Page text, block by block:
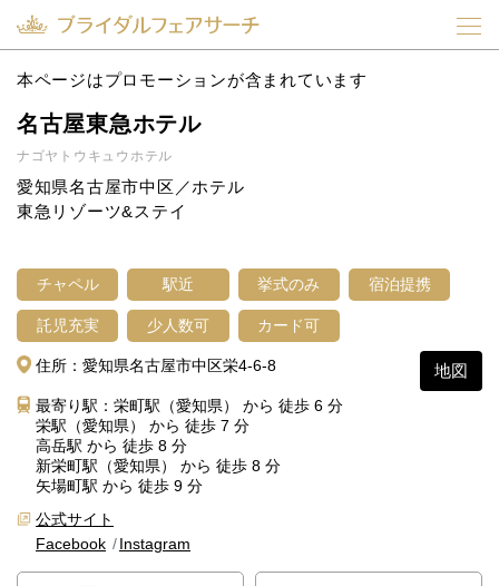
本ページはプロモーションが含まれています
名古屋東急ホテル
ナゴヤトウキュウホテル
愛知県名古屋市中区／ホテル
東急リゾーツ&ステイ
チャペル 駅近 挙式のみ 宿泊提携
託児充実 少人数可 カード可
住所：愛知県名古屋市中区栄4-6-8
地図
最寄り駅：栄町駅（愛知県） から 徒歩 6 分
栄駅（愛知県） から 徒歩 7 分
高岳駅 から 徒歩 8 分
新栄町駅（愛知県） から 徒歩 8 分
矢場町駅 から 徒歩 9 分
公式サイト
Facebook
Instagram